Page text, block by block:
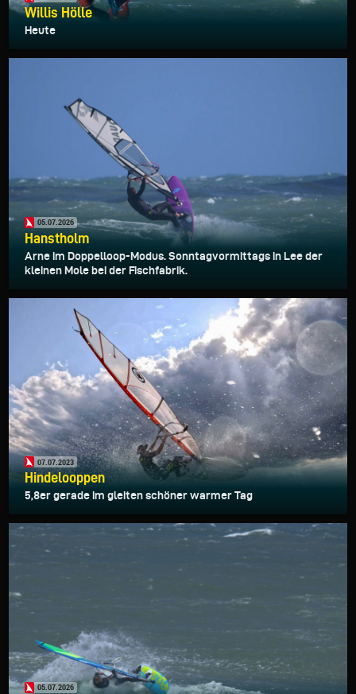
Willis Hölle
Heute
05.07.2026
Hanstholm
Arne im Doppelloop-Modus. Sonntagvormittags in Lee der
kleinen Mole bei der Fischfabrik.
07.07.2023
Hindelooppen
5,8er gerade im gleiten schöner warmer Tag
05.07.2026